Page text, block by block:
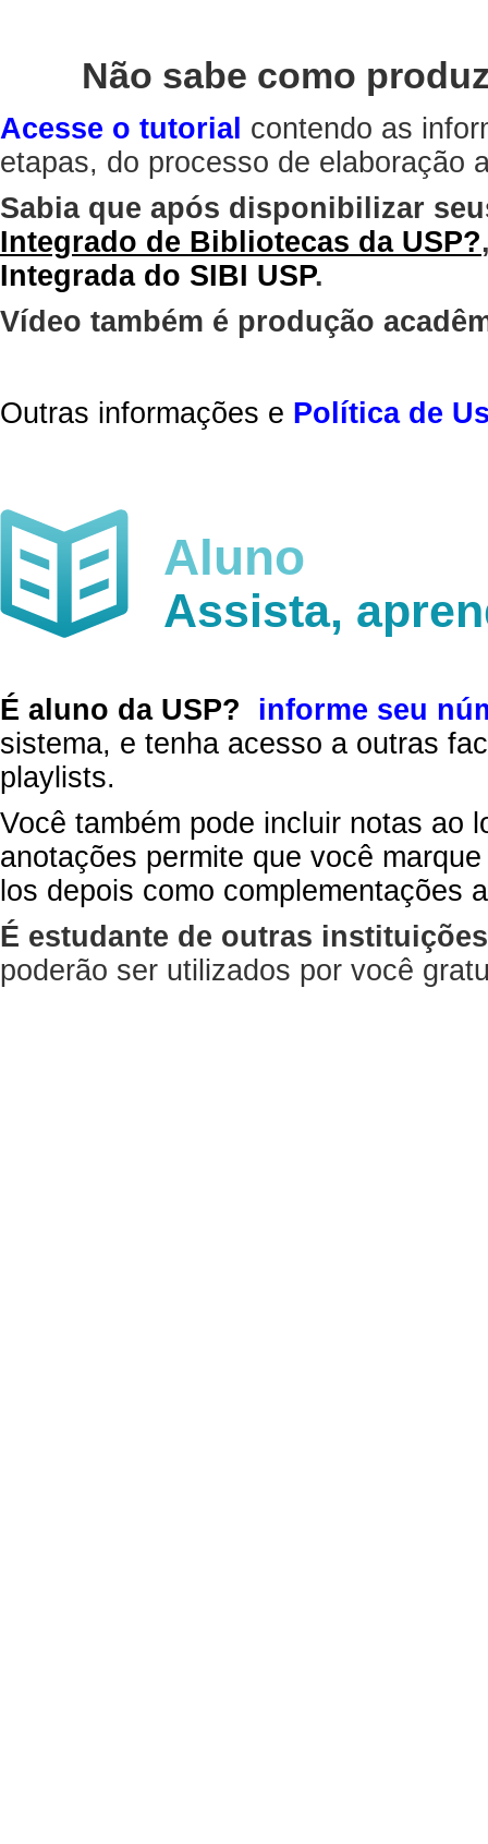
Não sabe como
Acesse o tutorial contendo as
etapas, do processo de elaboração
Sabia que após disponibilizar
Integrado de Bibliotecas da USP?
Integrada do SIBI USP.
Vídeo também é produção
Outras informações e Política de
Aluno
Assista,
É aluno da USP?
informe seu
sistema, e tenha acesso a outras
playlists.
Você também pode incluir notas ao
anotações permite que você
los depois como complementações
É estudante de outras
poderão ser utilizados por você